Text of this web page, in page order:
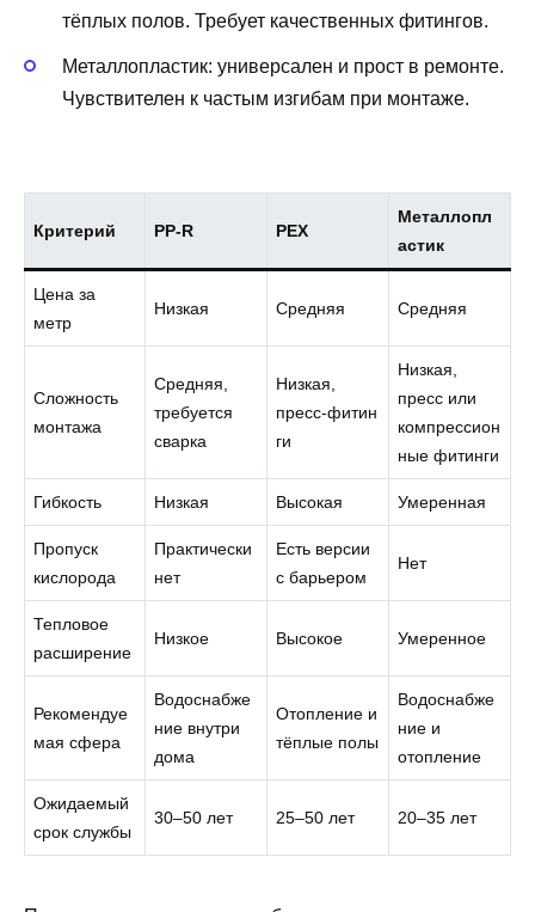
тёплых полов. Требует качественных фитингов.
Металлопластик: универсален и прост в ремонте.
Чувствителен к частым изгибам при монтаже.
Критерий PP‑R PEX
Металлопл
астик
Цена за
метр
Низкая Средняя Средняя
Сложность
монтажа
Средняя,
требуется
сварка
Низкая,
пресс‑фитин
ги
Низкая,
пресс или
компрессион
ные фитинги
Гибкость Низкая Высокая Умеренная
Пропуск
кислорода
Практически
нет
Есть версии
с барьером
Нет
Тепловое
расширение
Низкое Высокое Умеренное
Рекомендуе
мая сфера
Водоснабже
ние внутри
дома
Отопление и
тёплые полы
Водоснабже
ние и
отопление
Ожидаемый
срок службы
30–50 лет 25–50 лет 20–35 лет